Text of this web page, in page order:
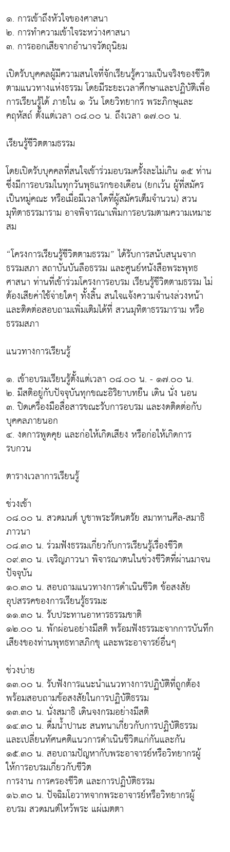
๑. การเข้าถึงหัวใจของศาสนา
๒. การทำความเข้าใจระหว่างศาสนา
๓. การออกเสียจากอำนาจวัตถุนิยม
เปิดรับบุคคลผู้มีความสนใจที่จักเรียนรู้ความเป็นจริงของชีวิต
ตามแนวทางแห่งธรรม โดยมีระยะเวลาศึกษาและปฏิบัติเพื่อ
การเรียนรู้ได้ ภายใน ๑ วัน โดยวิทยากร พระภิกษุและ
คฤหัสถ์ ตั้งแต่เวลา ๐๘.๐๐ น. ถึงเวลา ๑๗.๐๐ น.
เรียนรู้ชีวิตตามธรรม
โดยเปิดรับบุคคลที่สนใจเข้าร่วมอบรมครั้งละไม่เกิน ๑๕ ท่าน
ซึ่งมีการอบรมในทุกวันพุธแรกของเดือน (ยกเว้น ผู้ที่สมัคร
เป็นหมู่คณะ หรือเมื่อมีเวลาใดที่ผู้สมัครเต็มจำนวน) สวน
มุทิตาธรรมาราม อาจพิจารณาเพิ่มการอบรมตามความเหมาะ
สม
“โครงการเรียนรู้ชีวิตตามธรรม” ได้รับการสนับสนุนจาก
ธรรมสภา สถาบันบันลือธรรม และศูนย์หนังสือพระพุทธ
ศาสนา ท่านที่เข้าร่วมโครงการอบรม เรียนรู้ชีวิตตามธรรม ไม่
ต้องเสียค่าใช้จ่ายใดๆ ทั้งสิ้น สนใจแจ้งความจำนงล่วงหน้า
และติดต่อสอบถามเพิ่มเติมได้ที่ สวนมุทิตาธรรมาราม หรือ
ธรรมสภา
แนวทางการเรียนรู้
๑. เข้าอบรมเรียนรู้ตั้งแต่เวลา ๐๘.๐๐ น. - ๑๗.๐๐ น.
๒. มีสติอยู่กับปัจจุบันทุกขณะอิริยาบทยืน เดิน นั่ง นอน
๓. ปิดเครื่องมือสื่อสารขณะรับการอบรม และงดติดต่อกับ
บุคคลภายนอก
๔. งดการพูดคุย และก่อให้เกิดเสียง หรือก่อให้เกิดการ
รบกวน
ตารางเวลาการเรียนรู้
ช่วงเช้า
๐๘.๐๐ น. สวดมนต์ บูชาพระรัตนตรัย สมาทานศีล-สมาธิ
ภาวนา
๐๘.๓๐ น. ร่วมฟังธรรมเกี่ยวกับการเรียนรู้เรื่องชีวิต
๐๙.๓๐ น. เจริญภาวนา พิจารณาตนในช่วงชีวิตที่ผ่านมาจน
ปัจจุบัน
๑๐.๓๐ น. สอบถามแนวทางการดำเนินชีวิต ข้อสงสัย
อุปสรรคของการเรียนรู้ธรรมะ
๑๑.๓๐ น. รับประทานอาหารธรรมชาติ
๑๒.๐๐ น. พักผ่อนอย่างมีสติ พร้อมฟังธรรมะจากการบันทึก
เสียงของท่านพุทธทาสภิกขุ และพระอาจารย์อื่นๆ
ช่วงบ่าย
๑๓.๐๐ น. รับฟังการแนะนำแนวทางการปฏิบัติที่ถูกต้อง
พร้อมสอบถามข้อสงสัยในการปฏิบัติธรรม
๑๓.๓๐ น. นั่งสมาธิ เดินจงกรมอย่างมีสติ
๑๔.๓๐ น. ดื่มน้ำปานะ สนทนาเกี่ยวกับการปฏิบัติธรรม
และเปลี่ยนทัศนคติแนวการดำเนินชีวิตแก่กันและกัน
๑๕.๓๐ น. สอบถามปัญหากับพระอาจารย์หรือวิทยากรผู้
ให้การอบรมเกี่ยวกับชีวิต
การงาน การครองชีวิต และการปฏิบัติธรรม
๑๖.๓๐ น. ปัจฉิมโอวาทจากพระอาจารย์หรือวิทยากรผู้
อบรม สวดมนต์ไหว้พระ แผ่เมตตา